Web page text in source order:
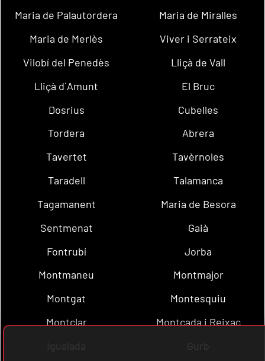
Maria de Palautordera
Maria de Miralles
Maria de Merlès
Viver i Serrateix
Vilobí del Penedès
Lliçà de Vall
Lliçà d´Amunt
El Bruc
Dosrius
Cubelles
Tordera
Abrera
Tavertet
Tavèrnoles
Taradell
Talamanca
Tagamanent
Maria de Besora
Sentmenat
Gaià
Fontrubí
Jorba
Montmaneu
Montmajor
Montgat
Montesquiu
Montclar
Montcada i Reixac
Igualada
Gurb